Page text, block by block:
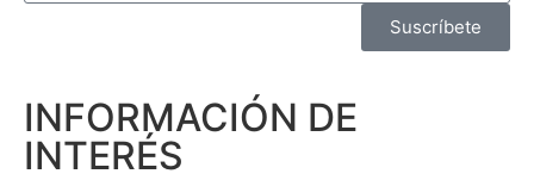
Suscríbete
INFORMACIÓN DE
INTERÉS